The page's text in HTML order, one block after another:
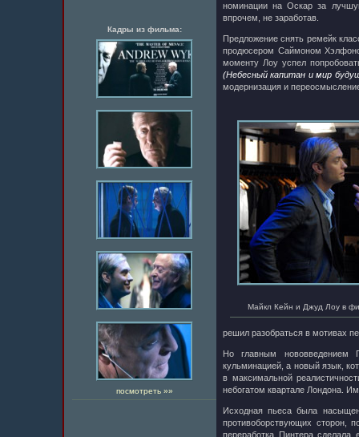
Кадры из фильма:
посмотреть »»
номинации на Оскар за
впрочем, не заработав.
Предложение снять ремейк
продюсером Саймоном
моменту Лоу успел
(Небесный капитан и мир
модернизация и
Майкл Кейн и Джуд Лоу в
решил разобраться в мотивах
Но главным нововведением
кульминацией, а новый язык,
в максимальной
небогатом квартале Лондона.
Исходная пьеса была
противоборствующих сторон,
переработка Пинтера сделала